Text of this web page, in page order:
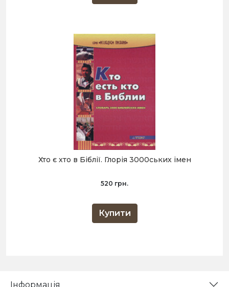
Хто є хто в Біблії. Глорія 3000ських імен
520 грн.
Купити
Інформація